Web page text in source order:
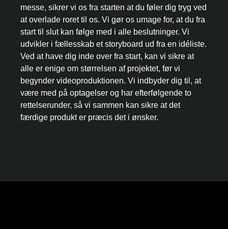
messe, sikrer vi os fra starten at du føler dig tryg ved
at overlade roret til os. Vi gør os umage for, at du fra
start til slut kan følge med i alle beslutninger. Vi
udvikler i fællesskab et storyboard ud fra en idéliste.
Ved at have dig inde over fra start, kan vi sikre at
alle er enige om størrelsen af projektet, før vi
begynder videoproduktionen. Vi indbyder dig til, at
være med på optagelser og har efterfølgende to
rettelserunder, så vi sammen kan sikre at det
færdige produkt er præcis det i ønsker.